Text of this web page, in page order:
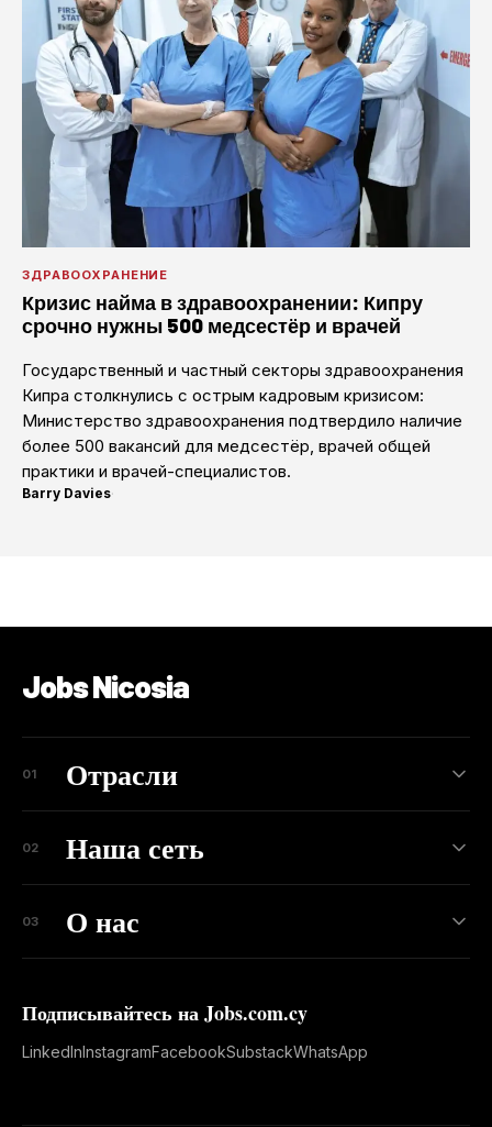
ЗДРАВООХРАНЕНИЕ
Кризис найма в здравоохранении: Кипру
срочно нужны 500 медсестёр и врачей
Государственный и частный секторы здравоохранения
Кипра столкнулись с острым кадровым кризисом:
Министерство здравоохранения подтвердило наличие
более 500 вакансий для медсестёр, врачей общей
практики и врачей-специалистов.
Barry Davies·
Jobs Nicosia
01 Отрасли
02 Наша сеть
03 О нас
Подписывайтесь на Jobs.com.cy
LinkedInInstagramFacebookSubstackWhatsApp